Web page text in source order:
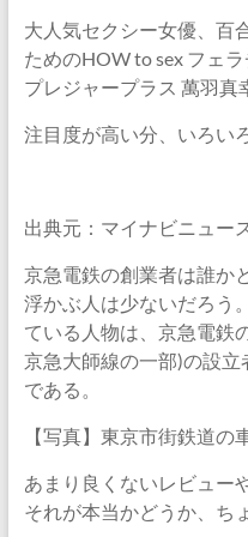
大人気セクシー女優、百
ためのHOW to sex フェ
プレジャープラス 萬羽真
注目度が高い分、いろい
出典元：マイナビニュー
京急電鉄の創業者は誰か
浮かぶ人は少ないだろう
ている人物は、京急電鉄
京急大師線の一部)の設
である。
【写真】東京市街鉄道
あまり良くないレビュー
それが本当かどうか、ち